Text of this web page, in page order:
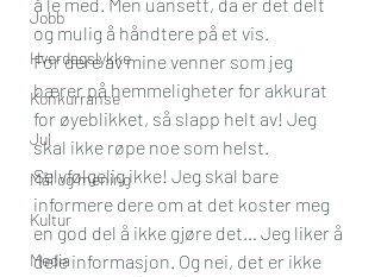
Jobb
Hverdagslykke
Konkurranse
Jul
Mål og mening
Kultur
Media
og mulig å håndtere på et vis.
For dere av mine venner som jeg
bærer på hemmeligheter for akkurat
for øyeblikket, så slapp helt av! Jeg
skal ikke røpe noe som helst.
Selvfølgelig ikke! Jeg skal bare
informere dere om at det koster meg
en god del å ikke gjøre det… Jeg liker å
dele informasjon. Og nei, det er ikke